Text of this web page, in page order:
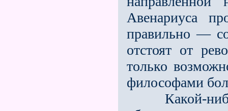
Авенариуса
правильно —
отстоят от
только
философами
Какой-